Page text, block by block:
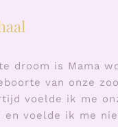
droom is Mama
van onze
voelde ik me
en voelde ik me